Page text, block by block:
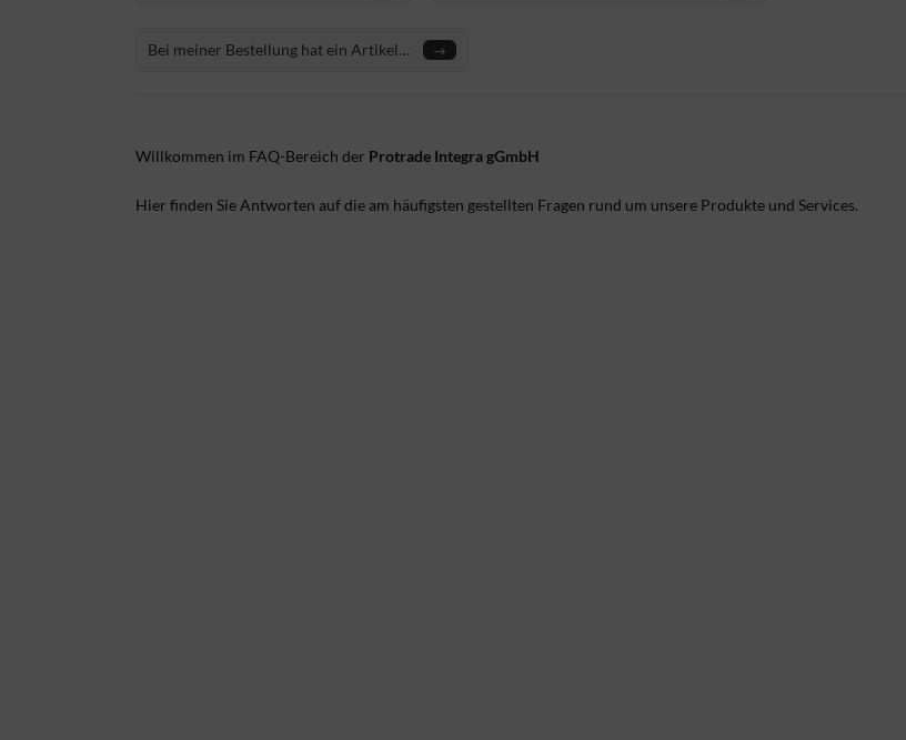
Bei meiner Bestellung hat ein Artikel
Willkommen im FAQ-Bereich der Protrade Integra gGmbH
Hier finden Sie Antworten auf die am häufigsten gestellten Fragen rund um unsere Produkte und Services.